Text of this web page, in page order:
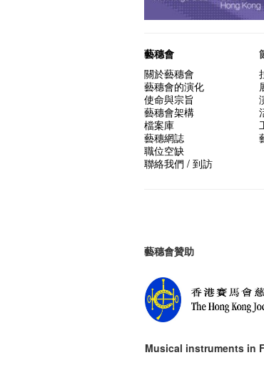
藝穗會
關於藝穗會
藝穗會的演化
使命與宗旨
藝穗會架構
檔案庫
藝穗網誌
職位空缺
聯絡我們 / 到訪
藝穗會贊助
Musical instruments in